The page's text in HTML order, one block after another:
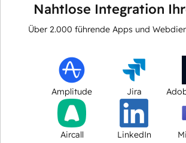
Nahtlose Integration
Über 2.000 führende Apps und
Amplitude Jira
Aircall LinkedIn